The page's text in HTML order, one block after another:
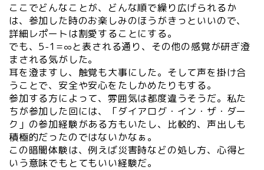
ここでどんなことが、どんな順で繰り広げられるか
は、参加した時のお楽しみのほうがきっといいので、
詳細レポートは割愛することにする。
でも、5-1=∞と表される通り、その他の感覚が研ぎ澄
まされる気がした。
耳を澄ますし、触覚も大事にした。そして声を掛け合
うことで、安全や安心をたしかめたりもする。
参加する方によって、雰囲気は都度違うそうだ。私た
ちが参加した回には、「ダイアログ・イン・ザ・ダー
ク」の参加経験がある方もいたし、比較的、声出しも
積極的だったのではないかなぁ。
この暗闇体験は、例えば災害時などの処し方、心得と
いう意味でもとてもいい経験だ。